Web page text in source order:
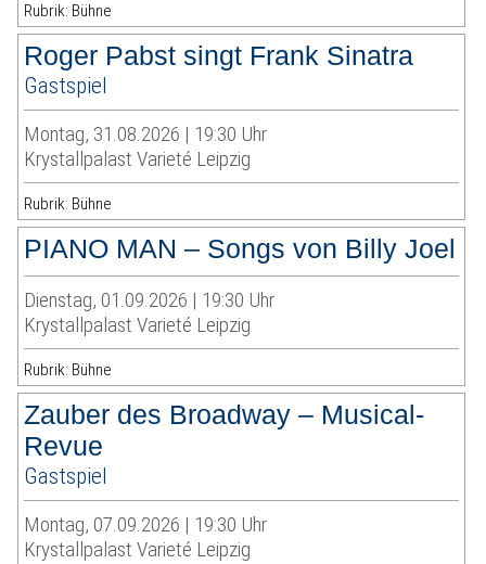
Rubrik: Bühne
Roger Pabst singt Frank Sinatra
Gastspiel
Montag, 31.08.2026 | 19:30 Uhr
Krystallpalast Varieté Leipzig
Rubrik: Bühne
PIANO MAN – Songs von Billy Joel
Dienstag, 01.09.2026 | 19:30 Uhr
Krystallpalast Varieté Leipzig
Rubrik: Bühne
Zauber des Broadway – Musical-
Revue
Gastspiel
Montag, 07.09.2026 | 19:30 Uhr
Krystallpalast Varieté Leipzig